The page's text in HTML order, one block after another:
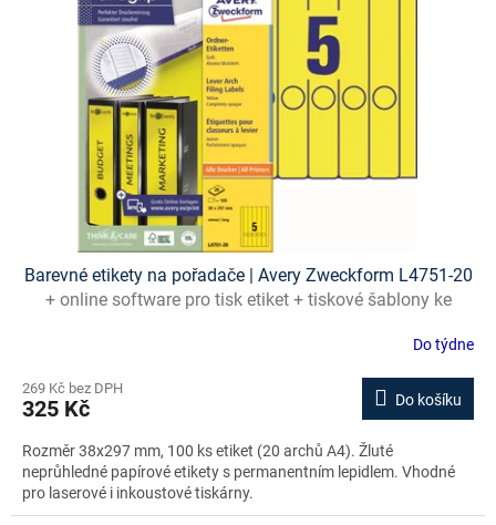
Barevné etikety na pořadače | Avery Zweckform L4751-20
+ online software pro tisk etiket + tiskové šablony ke
Do týdne
269 Kč bez DPH
325 Kč Do košíku
Rozměr 38x297 mm, 100 ks etiket (20 archů A4). Žluté
neprůhledné papírové etikety s permanentním lepidlem. Vhodné
pro laserové i inkoustové tiskárny.